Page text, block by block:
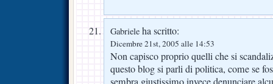
Gabriele ha scritto:
Dicembre 21st, 2005 alle 14:53
Non capisco proprio quelli che si
questo blog si parli di politica, come se